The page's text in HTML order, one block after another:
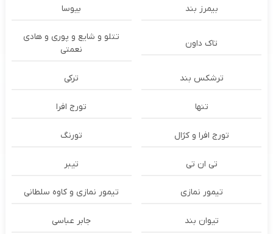
بیمرز بند بیوسا
تاک داون
تتلو و شایع و پوری و هادی
نعمتی
ترشكس بند ترکی
تنها تورج افرا
تورج افرا و کژال تورنگ
تی ان تی تیبر
تیمور نمازی تیمور نمازی و کاوه سلطانی
تیوان بند جابر عباسی